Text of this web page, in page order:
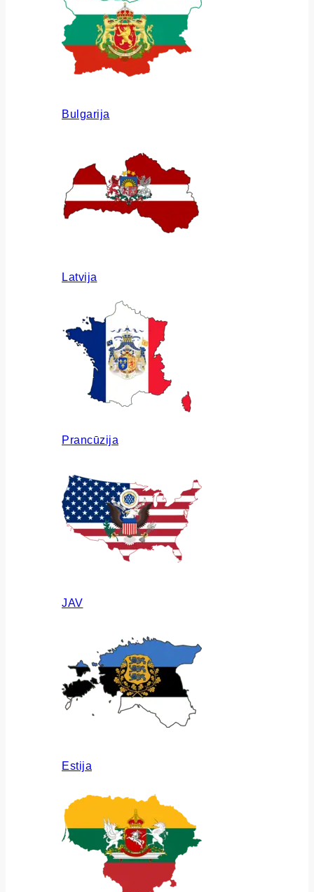
Bulgarija
Latvija
Prancūzija
JAV
Estija